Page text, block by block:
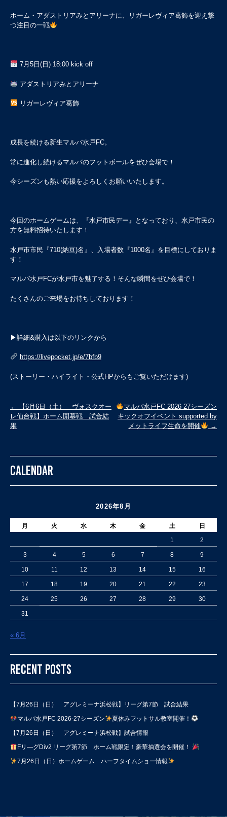
ホーム・アダストリアみとアリーナに、リガーレヴィア葛飾を迎え撃
つ注目の一戦
7月5日(日) 18:00 kick off
アダストリアみとアリーナ
リガーレヴィア葛飾
成長を続ける新生マルバ水戸FC。
常に進化し続けるマルバのフットボールをぜひ会場で！
今シーズンも熱い応援をよろしくお願いいたします。
今回のホームゲームは、『水戸市民デー』となっており、水戸市民の
方を無料招待いたします！
水戸市市民『710(納豆)名』、入場者数『1000名』を目標にしておりま
す！
マルバ水戸FCが水戸市を魅了する！そんな瞬間をぜひ会場で！
たくさんのご来場をお待ちしております！
▶詳細&購入は以下のリンクから
https://livepocket.jp/e/7bfb9
(ストーリー・ハイライト・公式HPからもご覧いただけます)
投
稿
ナ
ゲ
ー
シ
←
【6月6日（土） ヴォスクオー
レ仙台戦】ホーム開幕戦 試合結
果
マルバ水戸FC 2026-27シーズン
キックオフイベント supported by
メットライフ生命を開催
→
CALENDAR
2026年8月
月 火 水 木 金 土 日
1 2
3 4 5 6 7 8 9
10 11 12 13 14 15 16
17 18 19 20 21 22 23
24 25 26 27 28 29 30
31
« 6月
RECENT POSTS
【7月26日（日） アグレミーナ浜松戦】リーグ第7節 試合結果
マルバ水戸FC 2026-27シーズン
夏休みフットサル教室開催！
【7月26日（日） アグレミーナ浜松戦】試合情報
Fリ―グDiv2 リーグ第7節 ホーム戦限定！豪華抽選会を開催！
7月26日（日）ホームゲーム ハーフタイムショー情報